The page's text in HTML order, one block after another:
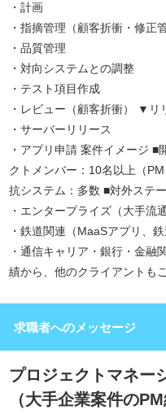
・計画
・指摘管理（顧客折衝・修正管
・品質管理
・対向システムとの調整
・テスト項目作成
・レビュー（顧客折衝） ▼リ
・サーバーリリース
・アプリ申請 案件イメージ ■
クトメンバー：10名以上（
抗システム：多数 ■対外ステ
・エンタープライズ（大手流
・鉄道関連（MaaSアプリ、鉄
・通信キャリア・銀行・金
績から、他のクライアントも
求職者へのメッセージ
プロジェクトマネー
（大手企業案件の